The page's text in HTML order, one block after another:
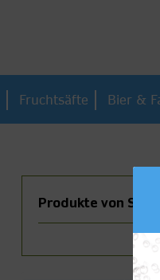
Fruchtsäfte Bier &
Produkte von